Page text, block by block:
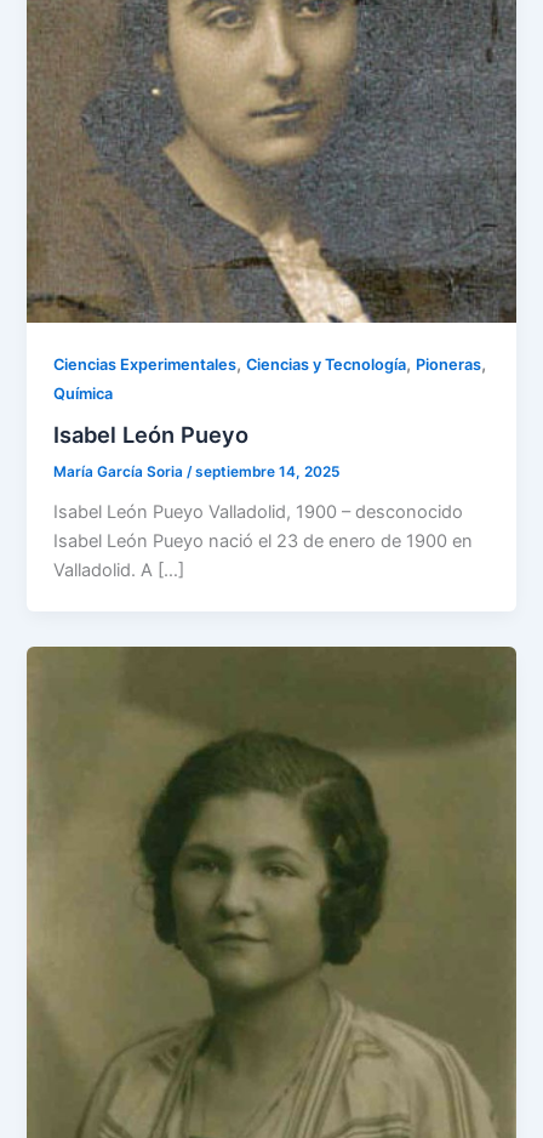
Ciencias Experimentales,Ciencias y Tecnología, Pioneras,
Química
Isabel León Pueyo
María García Soria/septiembre 14, 2025
Isabel León Pueyo Valladolid, 1900 – desconocido
Isabel León Pueyo nació el 23 de enero de 1900 en
Valladolid. A […]